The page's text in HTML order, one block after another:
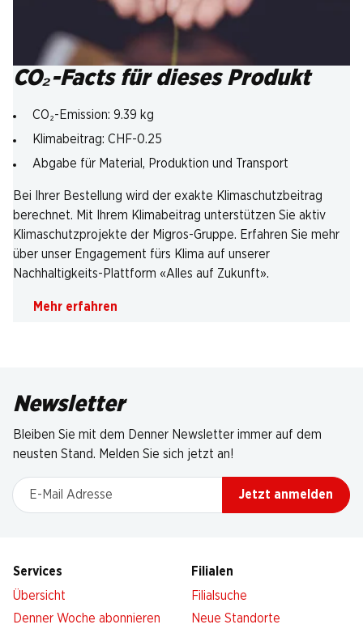
CO₂-Facts für dieses Produkt
CO₂-Emission: 9.39 kg
Klimabeitrag: CHF-0.25
Abgabe für Material, Produktion und Transport
Bei Ihrer Bestellung wird der exakte Klimaschutzbeitrag
berechnet. Mit Ihrem Klimabeitrag unterstützen Sie aktiv
Klimaschutzprojekte der Migros-Gruppe. Erfahren Sie mehr
über unser Engagement fürs Klima auf unserer
Nachhaltigkeits-Plattform «Alles auf Zukunft».
Mehr erfahren
Newsletter
Bleiben Sie mit dem Denner Newsletter immer auf dem
neusten Stand. Melden Sie sich jetzt an!
E-Mail Adresse
Jetzt anmelden
Services
Übersicht
Denner Woche abonnieren
Filialen
Filialsuche
Neue Standorte